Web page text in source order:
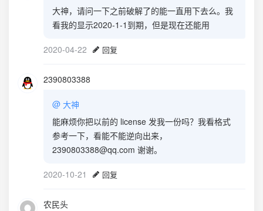
大神，请问一下之前破解了的能一直用下去么。我
看我的显示2020-1-1到期，但是现在还能用
2020-04-22 回复
2390803388
@ 大神
能麻烦你把以前的 license 发我一份吗？我看格式
参考一下，看能不能逆向出来，
2390803388@qq.com 谢谢。
2020-10-21 回复
农民头